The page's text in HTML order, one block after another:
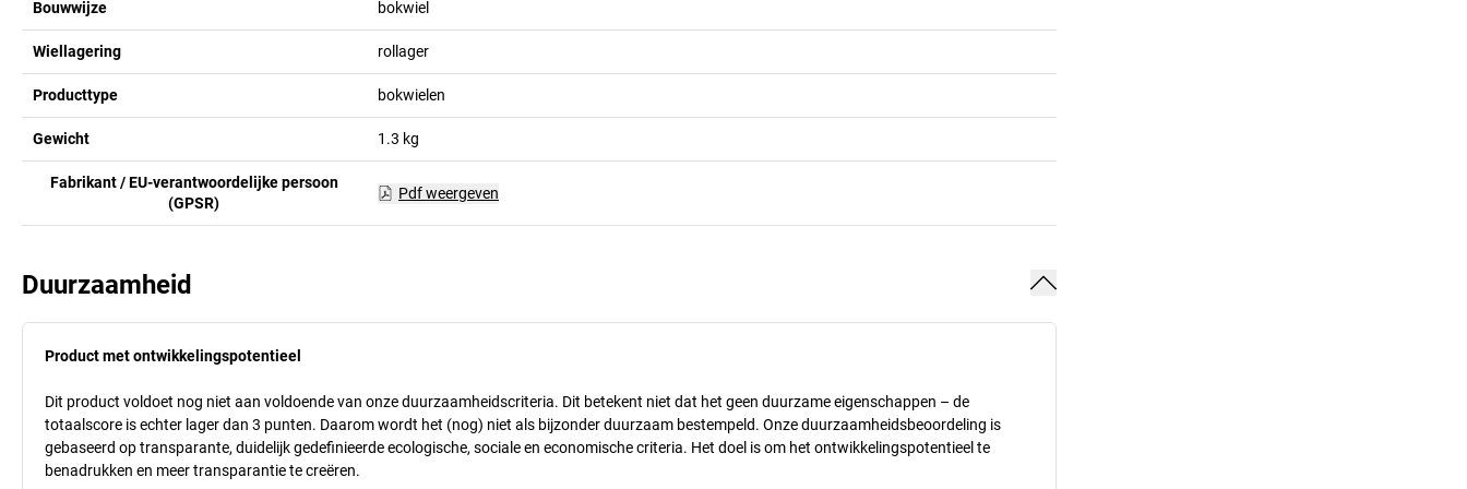
Bouwwijze bokwiel
Wiellagering rollager
Producttype bokwielen
Gewicht 1.3 kg
Fabrikant / EU-verantwoordelijke persoon
(GPSR)
Pdf weergeven
Duurzaamheid
Product met ontwikkelingspotentieel
Dit product voldoet nog niet aan voldoende van onze duurzaamheidscriteria. Dit betekent niet dat het geen duurzame eigenschappen – de
totaalscore is echter lager dan 3 punten. Daarom wordt het (nog) niet als bijzonder duurzaam bestempeld. Onze duurzaamheidsbeoordeling is
gebaseerd op transparante, duidelijk gedefinieerde ecologische, sociale en economische criteria. Het doel is om het ontwikkelingspotentieel te
benadrukken en meer transparantie te creëren.